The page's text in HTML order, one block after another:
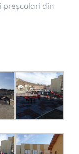
preșcolari din